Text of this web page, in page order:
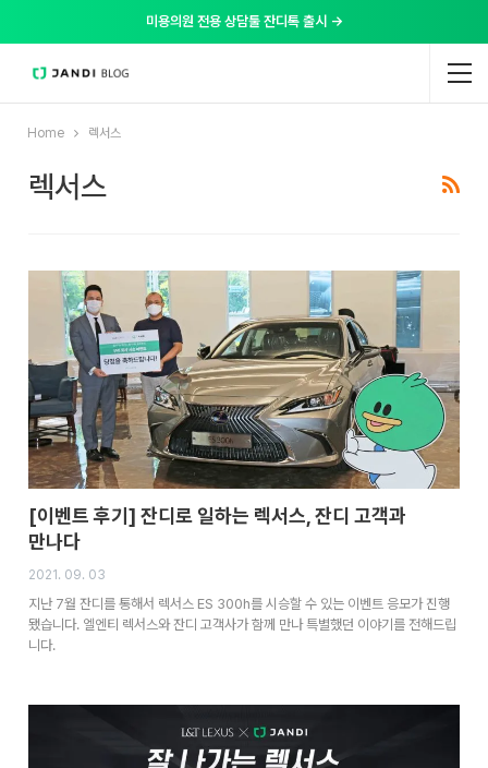
미용의원 전용 상담툴 잔디톡 출시 →
Home 렉서스
렉서스
[이벤트 후기] 잔디로 일하는 렉서스, 잔디 고객과
만나다
2021. 09. 03
지난 7월 잔디를 통해서 렉서스 ES 300h를 시승할 수 있는 이벤트 응모가 진행
됐습니다. 엘엔티 렉서스와 잔디 고객사가 함께 만나 특별했던 이야기를 전해드립
니다.